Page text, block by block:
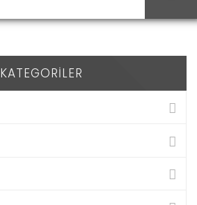
Kemer
KATEGORILER